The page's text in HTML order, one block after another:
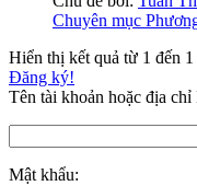
Chuyên mục
Hiển thị kết quả từ 1 đến 1
Đăng ký!
Tên tài khoản hoặc địa chỉ
Mật khẩu: